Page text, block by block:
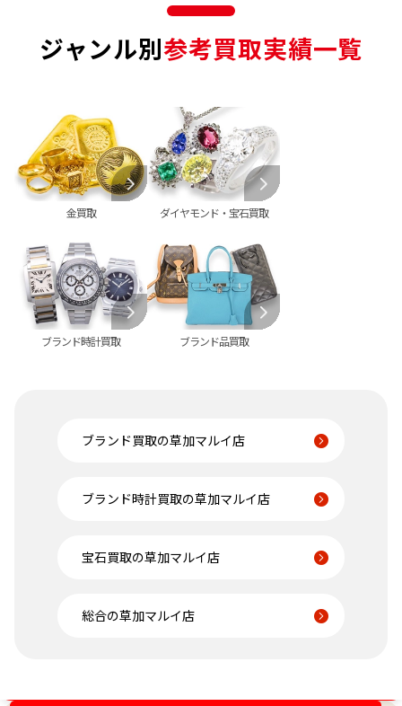
ジャンル別参考買取実績一覧
金買取 ダイヤモンド・宝石買取
ブランド時計買取 ブランド品買取
ブランド買取の草加マルイ店
ブランド時計買取の草加マルイ店
宝石買取の草加マルイ店
総合の草加マルイ店